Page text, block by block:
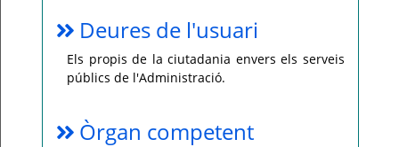
Deures de l'usuari
Els propis de la ciutadania envers els serveis
públics de l'Administració.
Òrgan competent